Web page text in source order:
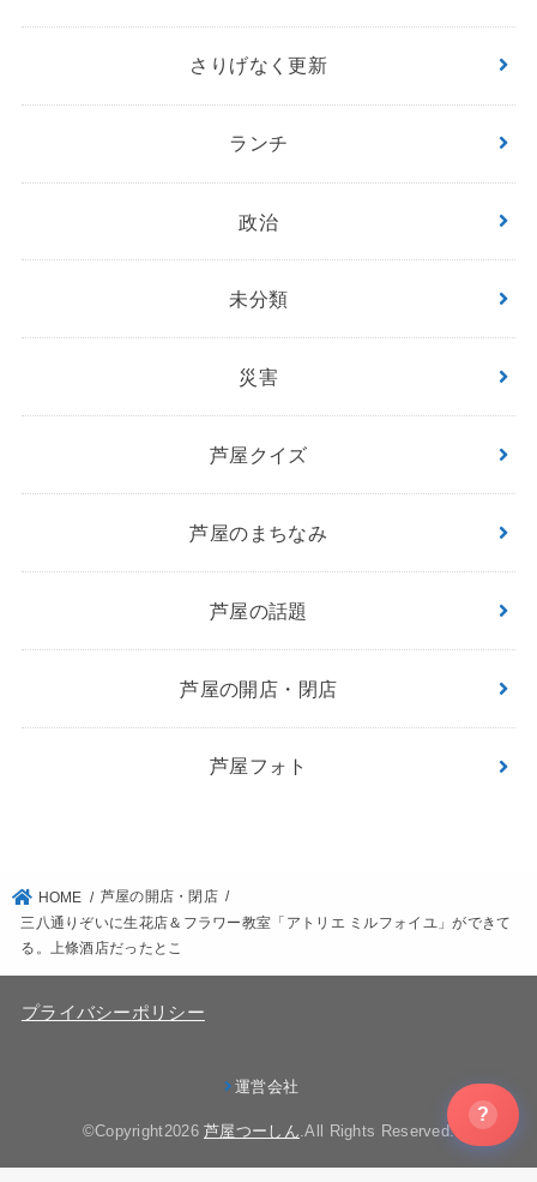
さりげなく更新
ランチ
政治
未分類
災害
芦屋クイズ
芦屋のまちなみ
芦屋の話題
芦屋の開店・閉店
芦屋フォト
HOME
芦屋の開店・閉店
三八通りぞいに生花店＆フラワー教室「アトリエ ミルフォイユ」ができて
る。上條酒店だったとこ
プライバシーポリシー
運営会社
©Copyright2026芦屋つーしん .All Rights Reserved.
?